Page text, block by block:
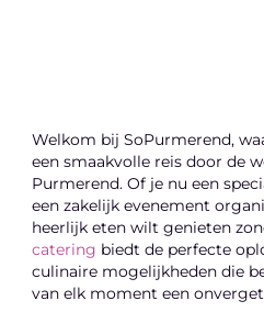
Welkom bij SoPurmerend,
een smaakvolle reis door de
Purmerend. Of je nu een
een zakelijk evenement
heerlijk eten wilt genieten
catering biedt de perfecte
culinaire mogelijkheden die
van elk moment een